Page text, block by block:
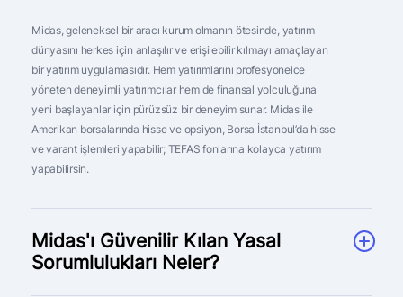
Midas, geleneksel bir aracı kurum olmanın ötesinde, yatırım
dünyasını herkes için anlaşılır ve erişilebilir kılmayı amaçlayan
bir yatırım uygulamasıdır. Hem yatırımlarını profesyonelce
yöneten deneyimli yatırımcılar hem de finansal yolculuğuna
yeni başlayanlar için pürüzsüz bir deneyim sunar. Midas ile
Amerikan borsalarında hisse ve opsiyon, Borsa İstanbul’da hisse
ve varant işlemleri yapabilir; TEFAS fonlarına kolayca yatırım
yapabilirsin.
Midas'ı Güvenilir Kılan Yasal
Sorumlulukları Neler?